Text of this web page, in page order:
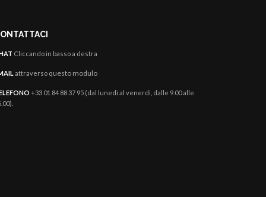
Cliccando in basso a destra
attraverso questo modulo
+33 01 84 88 37 95 (dal lunedì al venerdì, dalle 9.00 alle